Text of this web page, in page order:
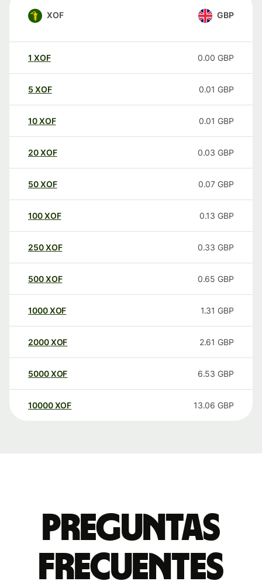
XOF GBP
1 XOF 0.00 GBP
5 XOF 0.01 GBP
10XOF 0.01 GBP
20XOF 0.03 GBP
50XOF 0.07 GBP
100XOF 0.13 GBP
250XOF 0.33 GBP
500XOF 0.65 GBP
1000XOF 1.31 GBP
2000XOF 2.61 GBP
5000XOF 6.53 GBP
10000 XOF 13.06 GBP
Preguntas
frecuentes